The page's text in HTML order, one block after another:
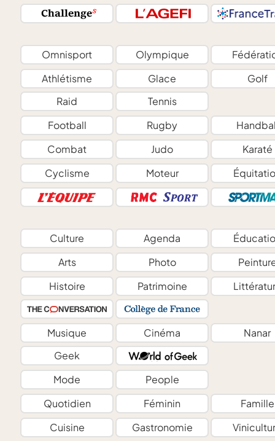
Omnisport Olympique
Athlétisme
Glace
Golf
Raid
Tennis
Football
Rugby
Combat
Judo
Karaté
Cyclisme
Moteur
Culture Agenda
Arts
Photo
Histoire
Patrimoine
Musique Cinéma
Nanar
Geek
Mode
People
Quotidien
Féminin
Famille
Cuisine
Gastronomie